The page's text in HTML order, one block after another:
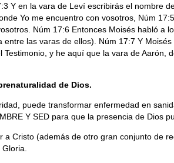
Y en la vara de Leví escribirás el nombre
Yo me encuentro con vosotros, Núm
Núm 17:6 Entonces Moisés habló
las varas de ellos). Núm 17:7 Y
y he aquí que la vara de
de Dios.
puede transformar enfermedad en
Y SED para que la presencia de Dios
Cristo (además de otro gran conjunto de